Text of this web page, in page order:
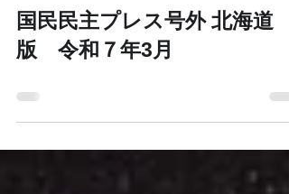
こくみんうさぎ
2025年3月21日
読了時間: 0分
国民民主プレス号外 北海道
版 令和７年3月